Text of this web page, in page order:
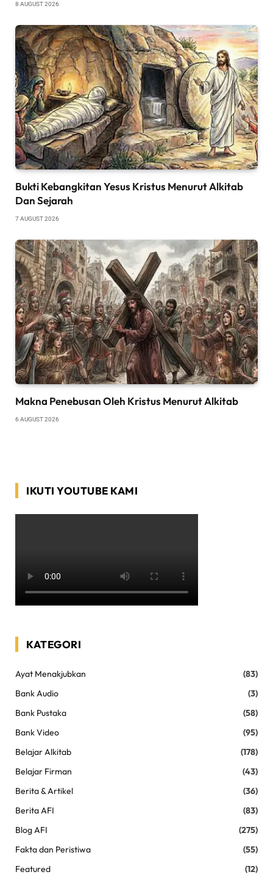
8 AUGUST 2026
Bukti Kebangkitan Yesus Kristus Menurut Alkitab
Dan Sejarah
7 AUGUST 2026
Makna Penebusan Oleh Kristus Menurut Alkitab
6 AUGUST 2026
IKUTI YOUTUBE KAMI
KATEGORI
Ayat Menakjubkan
(83)
Bank Audio
(3)
Bank Pustaka
(58)
Bank Video
(95)
Belajar Alkitab
(178)
Belajar Firman
(43)
Berita & Artikel
(36)
Berita AFI
(83)
Blog AFI
(275)
Fakta dan Peristiwa
(55)
Featured
(12)